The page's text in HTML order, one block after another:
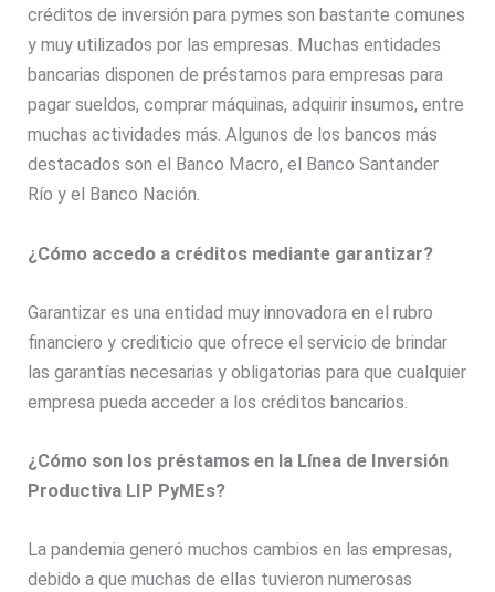
créditos de inversión para pymes son bastante comunes
y muy utilizados por las empresas. Muchas entidades
bancarias disponen de préstamos para empresas para
pagar sueldos, comprar máquinas, adquirir insumos, entre
muchas actividades más. Algunos de los bancos más
destacados son el Banco Macro, el Banco Santander
Río y el Banco Nación.
¿Cómo accedo a créditos mediante garantizar?
Garantizar es una entidad muy innovadora en el rubro
financiero y crediticio que ofrece el servicio de brindar
las garantías necesarias y obligatorias para que cualquier
empresa pueda acceder a los créditos bancarios.
¿Cómo son los préstamos en la Línea de Inversión
Productiva LIP PyMEs?
La pandemia generó muchos cambios en las empresas,
debido a que muchas de ellas tuvieron numerosas